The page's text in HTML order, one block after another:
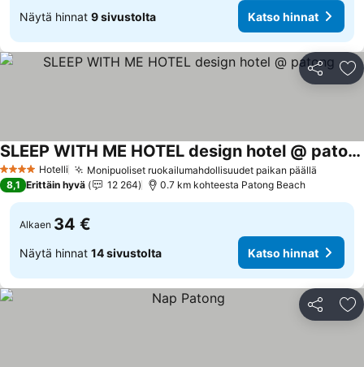
Näytä hinnat 9 sivustolta Katso hinnat
Jaa
4 Tähtiluokitus
Hotelli Monipuoliset ruokailumahdollisuudet paikan päällä
SLEEP WITH ME HOTEL design hotel @ patong
8,1 Erittäin hyvä 12 264 0.7 km kohteesta Patong Beach
Alkaen 34 €
Näytä hinnat 14 sivustolta Katso hinnat
Jaa